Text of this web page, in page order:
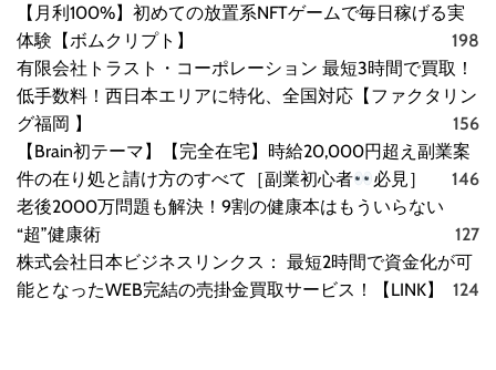
【月利100%】初めての放置系NFTゲームで毎日稼げる実
体験【ボムクリプト】
198
有限会社トラスト・コーポレーション 最短3時間で買取！
低手数料！西日本エリアに特化、全国対応【ファクタリン
グ福岡 】
156
【Brain初テーマ】【完全在宅】時給20,000円超え副業案
件の在り処と請け方のすべて［副業初心者
必見］
146
老後2000万問題も解決！9割の健康本はもういらない
“超”健康術
127
株式会社日本ビジネスリンクス： 最短2時間で資金化が可
能となったWEB完結の売掛金買取サービス！【LINK】
124